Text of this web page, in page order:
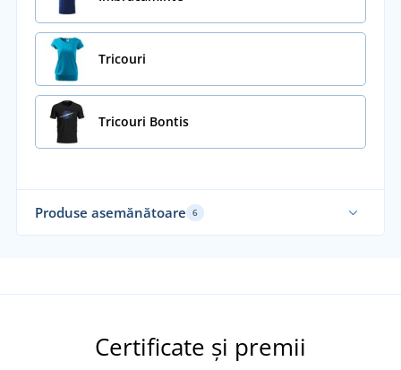
Tricouri
Tricouri Bontis
Produse asemănătoare 6
Certificate și premii